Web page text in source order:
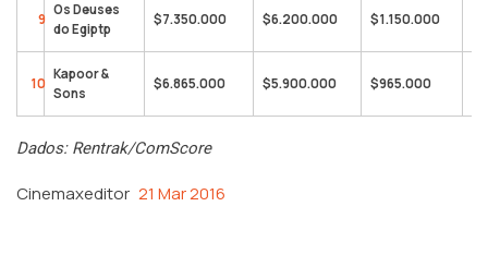
9
Os Deuses
do Egiptp
$7.350.000 $6.200.000 $1.150.000
10
Kapoor &
Sons
$6.865.000 $5.900.000 $965.000
Dados: Rentrak/ComScore
Cinemaxeditor 21 Mar 2016